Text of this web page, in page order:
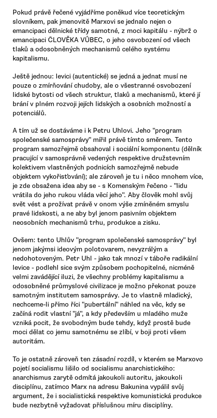
Pokud právě řečené vyjádříme poněkud více teoretickým
slovníkem, pak jmenovitě Marxovi se jednalo nejen o
emancipaci dělnické třídy samotné, z moci kapitálu - nýbrž o
emancipaci ČLOVĚKA VŮBEC, o jeho osvobození od všech
tlaků a odosobněných mechanismů celého systému
kapitalismu.
Ještě jednou: levici (autentické) se jedná a jednat musí ne
pouze o zmírňování chudoby, ale o všestranné osvobození
lidské bytosti od všech struktur, tlaků a mechanismů, které jí
brání v plném rozvoji jejích lidských a osobních možností a
potenciálů.
A tím už se dostáváme i k Petru Uhlovi. Jeho "program
společenské samosprávy" mířil právě tímto směrem. Tento
program samozřejmě obsahoval i sociální komponentu (dělník
pracující v samosprávně vedených respektive družstevním
kolektivem vlastněných podnicích samozřejmě nebude
objektem vykořisťování); ale zároveň je tu i něco mnohem více,
je zde obsažena idea aby se - s Komenským řečeno - "lidu
vrátila do jeho rukou vláda věcí jeho". Aby člověk mohl svůj
svět vést a prožívat právě v onom výše zmíněném smyslu
pravé lidskosti, a ne aby byl jenom pasivním objektem
neosobních mechanismů trhu, produkce a zisku.
Ovšem: tento Uhlův "program společenské samosprávy" byl
jenom jakýmsi ideovým polotovarem, nevyzrálým a
nedohotoveným. Petr Uhl - jako tak mnozí v táboře radikální
levice - podlehl sice svým způsobem pochopitelné, nicméně
velmi zavádějící iluzi, že všechny problémy kapitalismu a
odosobněné průmyslové civilizace je možno překonat pouze
samotným institutem samosprávy. Je to vlastně mladický,
nechceme-li přímo říci "pubertální" náhled na věc, kdy se
začíná rodit vlastní "já", a kdy především u mladého muže
vzniká pocit, že svobodným bude tehdy, když prostě bude
moci dělat co jemu samotnému se zlíbí, v boji proti všem
autoritám.
To je ostatně zároveň ten zásadní rozdíl, v kterém se Marxovo
pojetí socialismu lišilo od socialismu anarchistického:
anarchismus zarytě odmítá jakoukoli autoritu, jakoukoli
disciplínu, zatímco Marx na adresu Bakunina vypálil svůj
argument, že i socialistická respektive komunistická produkce
bude nezbytně vyžadovat příslušnou míru disciplíny.